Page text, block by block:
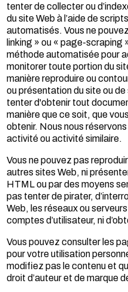
tenter de collecter ou
du site Web à l’aide de
automatisés. Vous ne
linking » ou « page-scraping
méthode automatisée pour
monitorer toute portion du
manière reproduire ou
ou présentation du site ou
tenter d'obtenir tout
manière que ce soit, que
obtenir. Nous nous
activité ou activité similaire.
Vous ne pouvez pas
autres sites Web, ni
HTML ou par des moyens
pas tenter de pirater,
Web, les réseaux ou
comptes d’utilisateur, ni
Vous pouvez consulter les
pour votre utilisation
modifiez pas le contenu et
droit d’auteur et de marque